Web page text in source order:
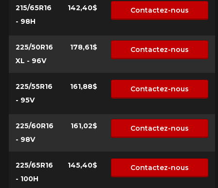
215/65R16
- 98H
142,40$ Contactez-nous
225/50R16
XL - 96V
178,61$ Contactez-nous
225/55R16
- 95V
161,88$ Contactez-nous
225/60R16
- 98V
161,02$ Contactez-nous
225/65R16
- 100H
145,40$ Contactez-nous